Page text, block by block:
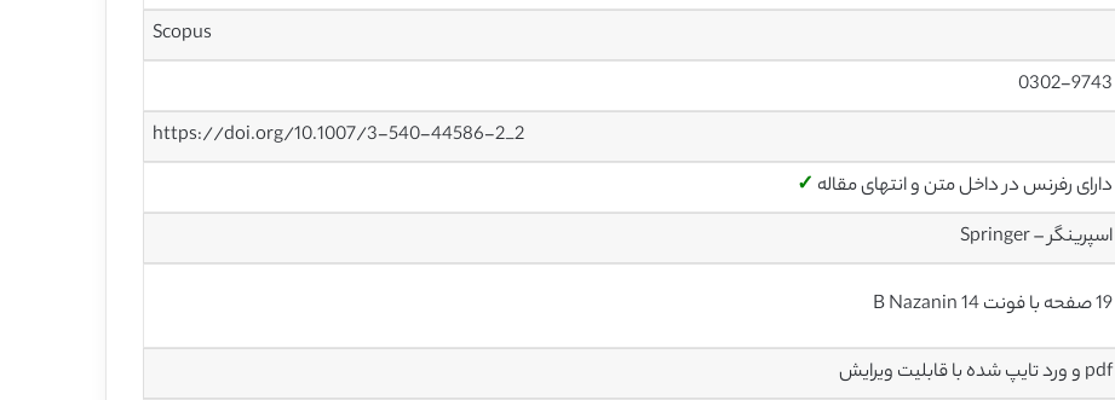
Scopus
0302-9743
https://doi.org/10.1007/3-540-44586-2_2
دارای رفرنس در داخل متن و انتهای مقاله ✓
اسپرینگر – Springer
19 صفحه با فونت 14 B Nazanin
pdf و ورد تایپ شده با قابلیت ویرایش